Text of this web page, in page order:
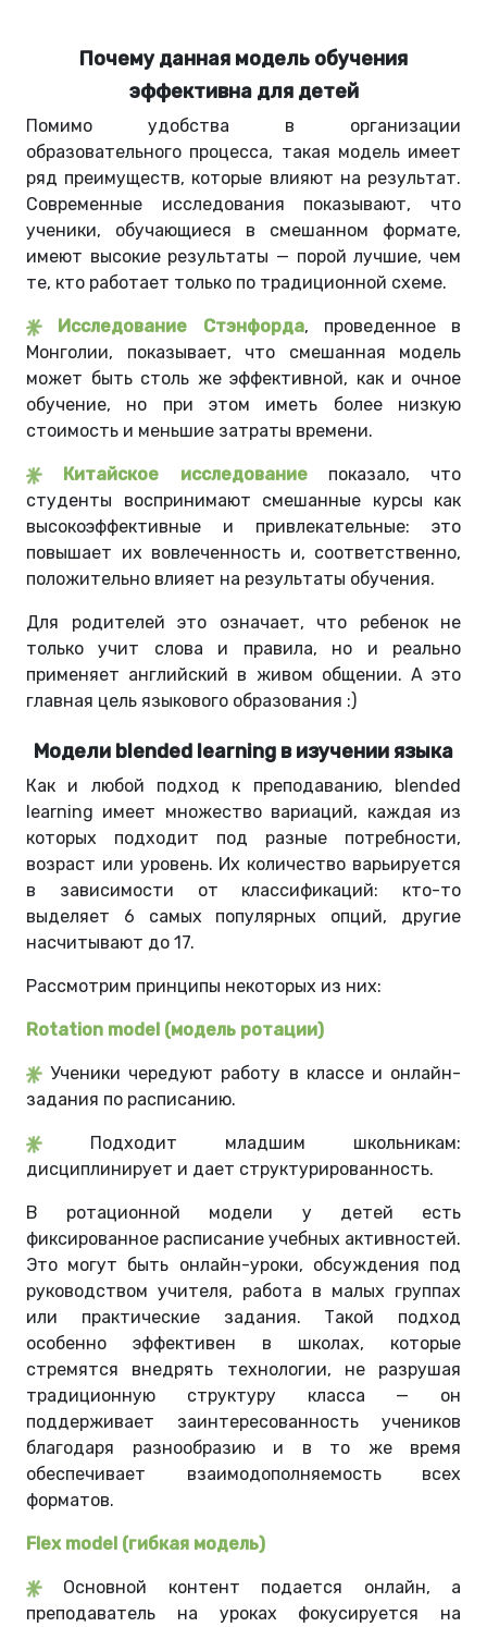
Почему данная модель обучения
эффективна для детей
Помимо удобства в организации
образовательного процесса, такая модель имеет
ряд преимуществ, которые влияют на результат.
Современные исследования показывают, что
ученики, обучающиеся в смешанном формате,
имеют высокие результаты — порой лучшие, чем
те, кто работает только по традиционной схеме.
Исследование Стэнфорда, проведенное в
Монголии, показывает, что смешанная модель
может быть столь же эффективной, как и очное
обучение, но при этом иметь более низкую
стоимость и меньшие затраты времени.
Китайское исследованиепоказало, что
студенты воспринимают смешанные курсы как
высокоэффективные и привлекательные: это
повышает их вовлеченность и, соответственно,
положительно влияет на результаты обучения.
Для родителей это означает, что ребенок не
только учит слова и правила, но и реально
применяет английский в живом общении. А это
главная цель языкового образования :)
Модели blended learning в изучении языка
Как и любой подход к преподаванию, blended
learning имеет множество вариаций, каждая из
которых подходит под разные потребности,
возраст или уровень. Их количество варьируется
в зависимости от классификаций: кто-то
выделяет 6 самых популярных опций, другие
насчитывают до 17.
Рассмотрим принципы некоторых из них:
Rotation model (модель ротации)
Ученики чередуют работу в классе и онлайн-
задания по расписанию.
Подходит младшим школьникам:
дисциплинирует и дает структурированность.
В ротационной модели у детей есть
фиксированное расписание учебных активностей.
Это могут быть онлайн-уроки, обсуждения под
руководством учителя, работа в малых группах
или практические задания. Такой подход
особенно эффективен в школах, которые
стремятся внедрять технологии, не разрушая
традиционную структуру класса — он
поддерживает заинтересованность учеников
благодаря разнообразию и в то же время
обеспечивает взаимодополняемость всех
форматов.
Flex model (гибкая модель)
Основной контент подается онлайн, а
преподаватель на уроках фокусируется на